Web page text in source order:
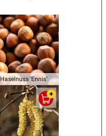
Haselnuss ‘Ennis’